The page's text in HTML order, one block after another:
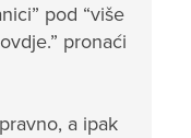
pod “više
pronaći
a ipak